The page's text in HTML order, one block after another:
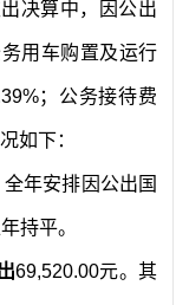
决算中，因公出
用车购置及运行
%；公务接待费
如下：
全年安排因公出国
持平。
69,520.00元。其